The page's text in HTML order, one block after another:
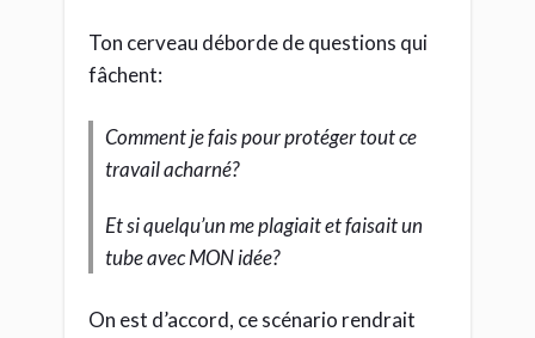
Ton cerveau déborde de questions qui
fâchent:
Comment je fais pour protéger tout ce
travail acharné?
Et si quelqu’un me plagiait et faisait un
tube avec MON idée?
On est d’accord, ce scénario rendrait